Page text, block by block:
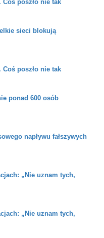
poszło nie tak
sieci blokują
poszło nie tak
ponad 600 osób
napływu fałszywych
„Nie uznam tych,
„Nie uznam tych,